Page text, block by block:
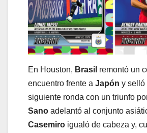
En Houston, Brasil remontó un
encuentro frente a Japón y selló
siguiente ronda con un triunfo
Sano adelantó al conjunto
Casemiro igualó de cabeza y,